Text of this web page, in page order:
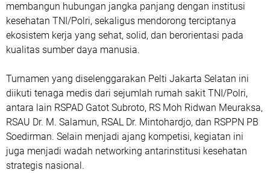
membangun hubungan jangka panjang dengan institusi
kesehatan TNI/Polri, sekaligus mendorong terciptanya
ekosistem kerja yang sehat, solid, dan berorientasi pada
kualitas sumber daya manusia.
Turnamen yang diselenggarakan Pelti Jakarta Selatan ini
diikuti tenaga medis dari sejumlah rumah sakit TNI/Polri,
antara lain RSPAD Gatot Subroto, RS Moh Ridwan Meuraksa,
RSAU Dr. M. Salamun, RSAL Dr. Mintohardjo, dan RSPPN PB
Soedirman. Selain menjadi ajang kompetisi, kegiatan ini
juga menjadi wadah networking antarinstitusi kesehatan
strategis nasional.